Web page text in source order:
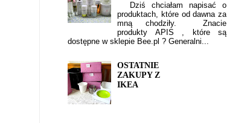
Dziś chciałam napisać o
produktach, które od dawna za
mną chodziły. Znacie
produkty APIS , które są
dostępne w sklepie Bee.pl ? Generalni...
OSTATNIE
ZAKUPY Z
IKEA